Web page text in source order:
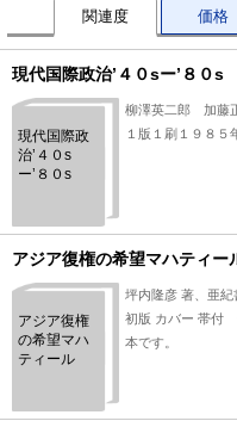
関連度 価格
現代国際政治’４０sー’８０s
現代国際政
治’４０s
ー’８０s
柳澤英二郎 加藤
１版１刷１９８
アジア復権の希望マハティー
アジア復権
の希望マハ
ティール
坪内隆彦 著、亜
初版 カバー 帯
本です。